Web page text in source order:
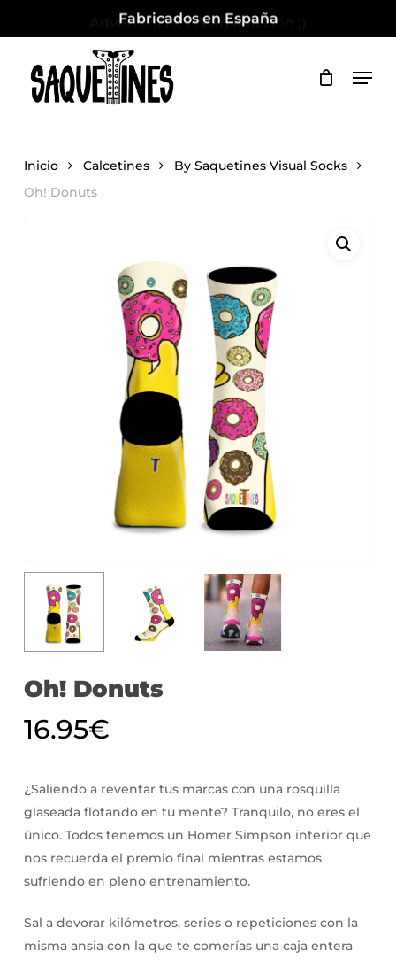
to
content
Fabricados en España
Cart Close
Inicio Calcetines
By Saquetines Visual Socks
Oh! Donuts
Oh! Donuts
16.95€
¿Saliendo a reventar tus marcas con una rosquilla
glaseada flotando en tu mente? Tranquilo, no eres el
único. Todos tenemos un Homer Simpson interior que
nos recuerda el premio final mientras estamos
sufriendo en pleno entrenamiento.
Sal a devorar kilómetros, series o repeticiones con la
misma ansia con la que te comerías una caja entera
Menu